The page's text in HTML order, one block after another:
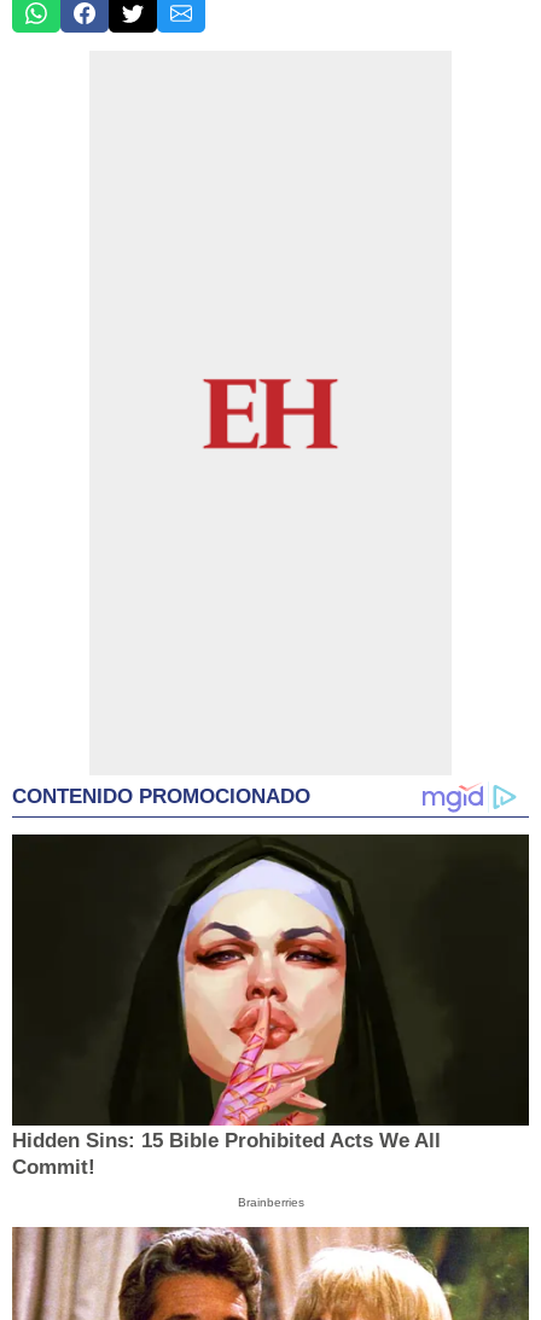
CONTENIDO PROMOCIONADO
Hidden Sins: 15 Bible Prohibited Acts We All
Commit!
Brainberries